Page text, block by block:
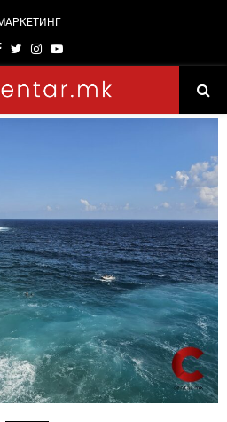
Facebook
TwitterInstagram
Youtube